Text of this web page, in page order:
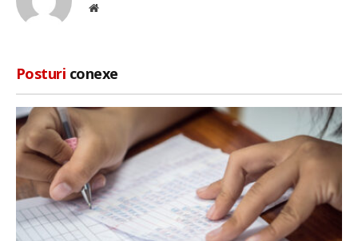
Site
Posturi conexe